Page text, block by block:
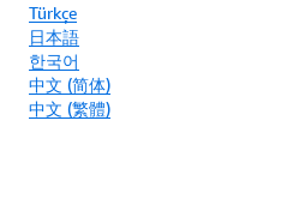
Türkçe
日本語
한국어
中文 (简体)
中文 (繁體)